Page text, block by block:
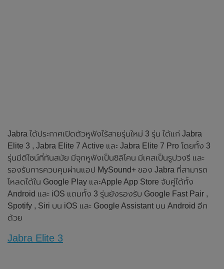
Jabra ได้ประกาศเปิดตัวหูฟังไร้สายรุ่นใหม่ 3 รุ่น ได้แก่ Jabra
Elite 3 , Jabra Elite 7 Active และ Jabra Elite 7 Pro โดยทั้ง 3
รุ่นมีดีไซน์ที่ทันสมัย มีจุกหูฟังเป็นซิลิโคน มีเคสเป็นรูปวงรี และ
รองรับการควบคุมผ่านแอป MySound+ ของ Jabra ที่สามารถ
โหลดได้ใน Google Play และApple App Store จับคู่ได้ทั้ง
Android และ iOS แถมทั้ง 3 รุ่นยังรองรับ Google Fast Pair ,
Spotify , Siri บน iOS และ Google Assistant บน Android อีก
ด้วย
Jabra Elite 3